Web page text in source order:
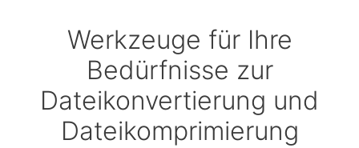
Werkzeuge für Ihre
Bedürfnisse zur
Dateikonvertierung und
Dateikomprimierung